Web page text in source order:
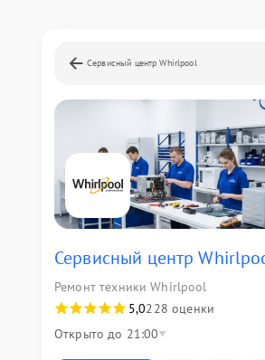
Сервисный центр Whirlpool
Сервисный центр
Ремонт техники Whirlpool
5,0228 оценки
Открыто до 21:00